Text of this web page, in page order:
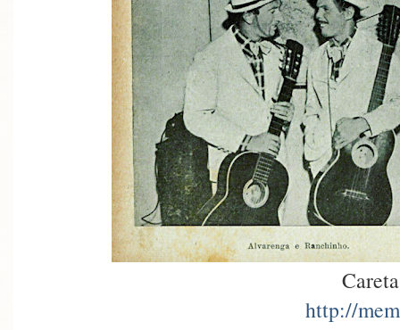
http://